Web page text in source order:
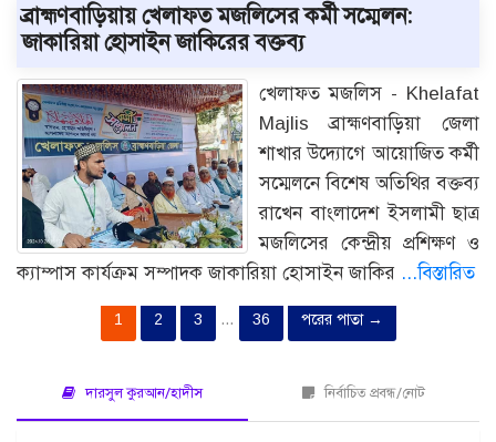
ব্রাহ্মণবাড়িয়ায় খেলাফত মজলিসের কর্মী সম্মেলন:
জাকারিয়া হোসাইন জাকিরের বক্তব্য
খেলাফত মজলিস - Khelafat
Majlis ব্রাহ্মণবাড়িয়া জেলা
শাখার উদ্যোগে আয়োজিত কর্মী
সম্মেলনে বিশেষ অতিথির বক্তব্য
রাখেন বাংলাদেশ ইসলামী ছাত্র
মজলিসের কেন্দ্রীয় প্রশিক্ষণ ও
ক্যাম্পাস কার্যক্রম সম্পাদক জাকারিয়া হোসাইন জাকির ...বিস্তারিত
1 2 3 … 36 পরের পাতা →
দারসুল কুরআন/হাদীস নির্বাচিত প্রবন্ধ/নোট